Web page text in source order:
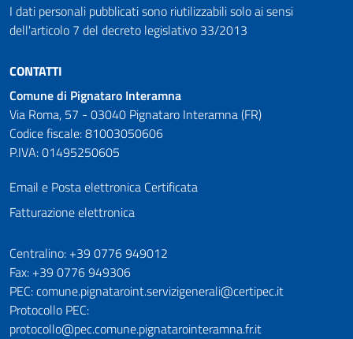
I dati personali pubblicati sono riutilizzabili solo ai sensi
dell'articolo 7 del decreto legislativo 33/2013
CONTATTI
Comune di Pignataro Interamna
Via Roma, 57 - 03040 Pignataro Interamna (FR)
Codice fiscale: 81003050606
P.IVA: 01495250605
Email e Posta elettronica Certificata
Fatturazione elettronica
Numeri utili
Centralino: +39 0776 949012
Fax: +39 0776 949306
PEC: comune.pignataroint.servizigenerali@certipec.it
Protocollo PEC:
protocollo@pec.comune.pignatarointeramna.fr.it